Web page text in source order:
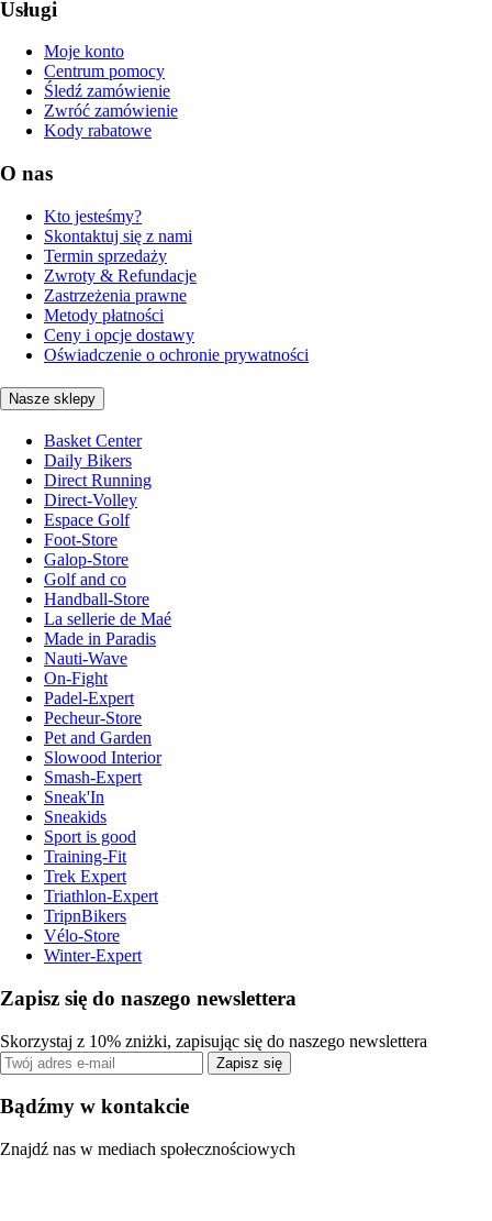
Usługi
Moje konto
Centrum pomocy
Śledź zamówienie
Zwróć zamówienie
Kody rabatowe
O nas
Kto jesteśmy?
Skontaktuj się z nami
Termin sprzedaży
Zwroty & Refundacje
Zastrzeżenia prawne
Metody płatności
Ceny i opcje dostawy
Oświadczenie o ochronie prywatności
Nasze sklepy
Basket Center
Daily Bikers
Direct Running
Direct-Volley
Espace Golf
Foot-Store
Galop-Store
Golf and co
Handball-Store
La sellerie de Maé
Made in Paradis
Nauti-Wave
On-Fight
Padel-Expert
Pecheur-Store
Pet and Garden
Slowood Interior
Smash-Expert
Sneak'In
Sneakids
Sport is good
Training-Fit
Trek Expert
Triathlon-Expert
TripnBikers
Vélo-Store
Winter-Expert
Zapisz się do naszego newslettera
Skorzystaj z 10% zniżki, zapisując się do naszego newslettera
Zapisz się
Bądźmy w kontakcie
Znajdź nas w mediach społecznościowych